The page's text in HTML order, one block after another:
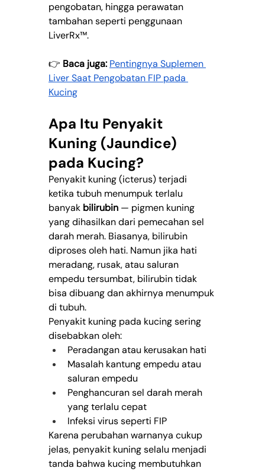
pengobatan, hingga perawatan
tambahan seperti penggunaan
LiverRx™.
👉 Baca juga: Pentingnya Suplemen
Liver Saat Pengobatan FIP pada
Kucing
Apa Itu Penyakit
Kuning (Jaundice)
pada Kucing?
Penyakit kuning (icterus) terjadi
ketika tubuh menumpuk terlalu
banyak bilirubin — pigmen kuning
yang dihasilkan dari pemecahan sel
darah merah. Biasanya, bilirubin
diproses oleh hati. Namun jika hati
meradang, rusak, atau saluran
empedu tersumbat, bilirubin tidak
bisa dibuang dan akhirnya menumpuk
di tubuh.
Penyakit kuning pada kucing sering
disebabkan oleh:
Peradangan atau kerusakan hati
Masalah kantung empedu atau
saluran empedu
Penghancuran sel darah merah
yang terlalu cepat
Infeksi virus seperti FIP
Karena perubahan warnanya cukup
jelas, penyakit kuning selalu menjadi
tanda bahwa kucing membutuhkan